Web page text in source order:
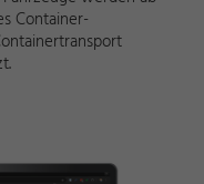
Container-